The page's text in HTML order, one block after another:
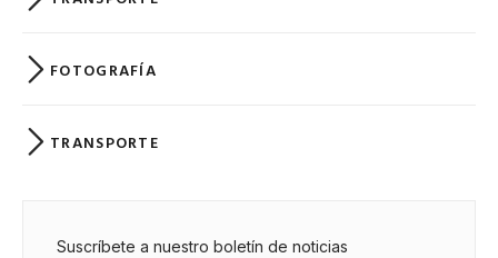
FOTOGRAFÍA
TRANSPORTE
Suscríbete a nuestro boletín de noticias